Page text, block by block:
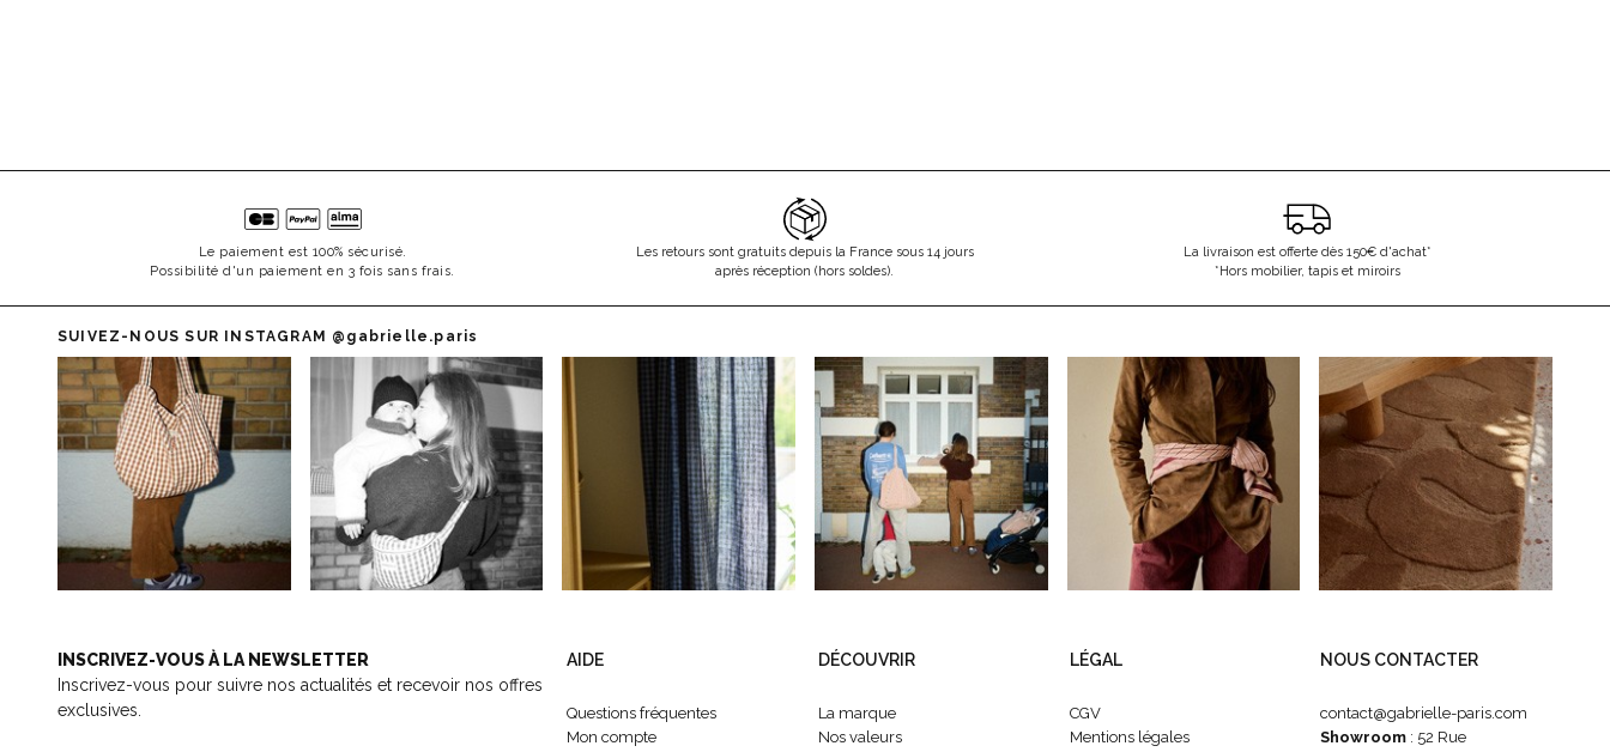
Le paiement est 100% sécurisé.
Possibilité d'un paiement en 3 fois sans frais.
Les retours sont gratuits depuis la France sous 14 jours
après réception (hors soldes).
La livraison est offerte dès 150€ d'achat*
*Hors mobilier, tapis et miroirs
SUIVEZ-NOUS SUR INSTAGRAM @gabrielle.paris
INSCRIVEZ-VOUS À LA NEWSLETTER
Inscrivez-vous pour suivre nos actualités et recevoir nos offres
exclusives.
AIDE
Questions fréquentes
Mon compte
DÉCOUVRIR
La marque
Nos valeurs
LÉGAL
CGV
Mentions légales
NOUS CONTACTER
contact@gabrielle-paris.com
Showroom : 52 Rue